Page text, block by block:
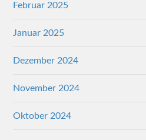
Februar 2025
Januar 2025
Dezember 2024
November 2024
Oktober 2024